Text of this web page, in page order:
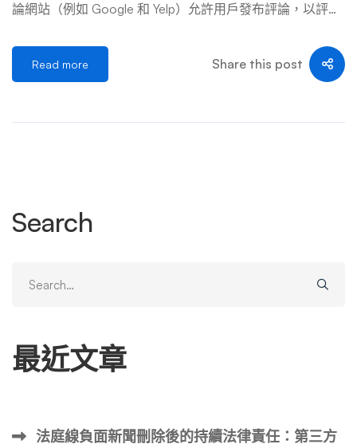
論網站（例如 Google 和 Yelp）允許用戶發布評論，以評論
星（最好）的評分標準。然後將每則評論的單獨評分匯總為
平均星級評分，該評分旨在代表對企業及其銷售的產品或服
論者是否為實際客戶。 目前，令人不安的是，缺乏保障措
沒有有效措施阻止此類人註冊10個單獨的帳號並發布10條單
個網站積極執行這些規則。簡而言之，網站不想充當真假裁
判。相反，如果您希望網站刪除您認為是誹謗性的評論，您
該評論所產生的法律影響。在這些情況下，法院通常適用傳
Read more Share this post
Search
for:
最近文章
法庭線負面新聞刪除後的持續法律責任：第三方